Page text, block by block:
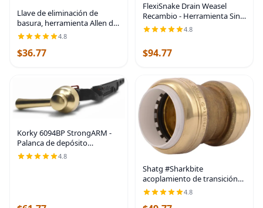
Llave de eliminación de
basura, herramienta Allen de
eliminación de basura,
compatible con InSinkErator
eliminación de basura para
4.8
$36.77
FlexiSnake Drain Weasel
Recambio - Herramienta Sink
Snake Removedora de
Obstrucciones de Cabello,
Limpiador de Desagüe de
4.8
$94.77
Korky 6094BP StrongARM -
Palanca de depósito
universal para adaptarse a
inodoros de montaje frontal,
4.8
Shatg #Sharkbite
acoplamiento de transición
de PVC de 1/2” Cts x 1/2".,
4.8